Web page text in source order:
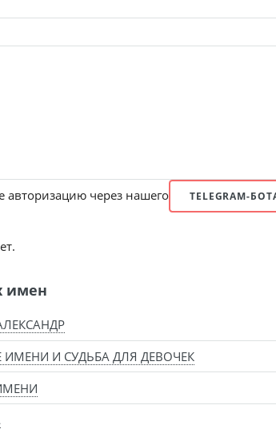
авторизацию через нашего TELEGRAM-
имен
И СУДЬБА ДЛЯ ДЕВОЧЕК